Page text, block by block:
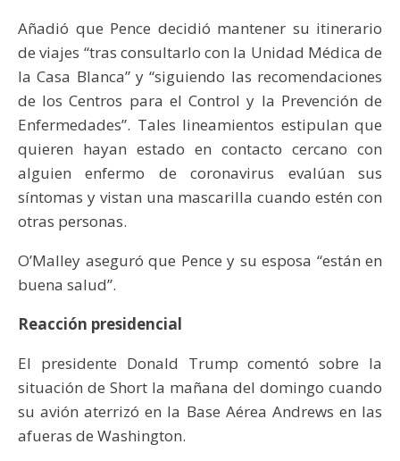
Añadió que Pence decidió mantener su itinerario
de viajes “tras consultarlo con la Unidad Médica de
la Casa Blanca” y “siguiendo las recomendaciones
de los Centros para el Control y la Prevención de
Enfermedades”. Tales lineamientos estipulan que
quieren hayan estado en contacto cercano con
alguien enfermo de coronavirus evalúan sus
síntomas y vistan una mascarilla cuando estén con
otras personas.
O’Malley aseguró que Pence y su esposa “están en
buena salud”.
Reacción presidencial
El presidente Donald Trump comentó sobre la
situación de Short la mañana del domingo cuando
su avión aterrizó en la Base Aérea Andrews en las
afueras de Washington.